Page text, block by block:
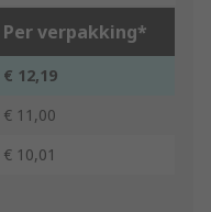
Per verpakking*
€ 12,19
€ 11,00
€ 10,01